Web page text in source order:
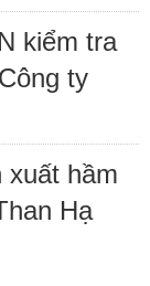
kiểm tra
ty
xuất hầm
Hạ